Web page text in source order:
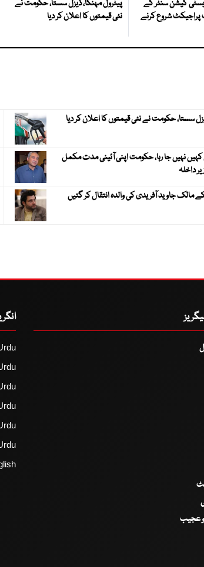
گیشن سنٹر کے
پراجیکٹ شروع کرنے
پیٹرول مہنگا، ڈیزل سستا، حکومت نے
نئی قیمتوں کا اعلان کر دیا
سستا، حکومت نے نئی قیمتوں کا اعلان کر دیا
کہیں نہیں جا رہا، حکومت اپنی آئینی مدت مکمل
داخلہ
مالک جاوید آفریدی کی والدہ انتقال کر گئیں
عجیب